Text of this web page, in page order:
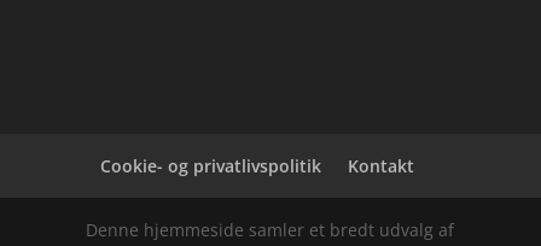
Cookie- og privatlivspolitik Kontakt
Denne hjemmeside samler et bredt udvalg af